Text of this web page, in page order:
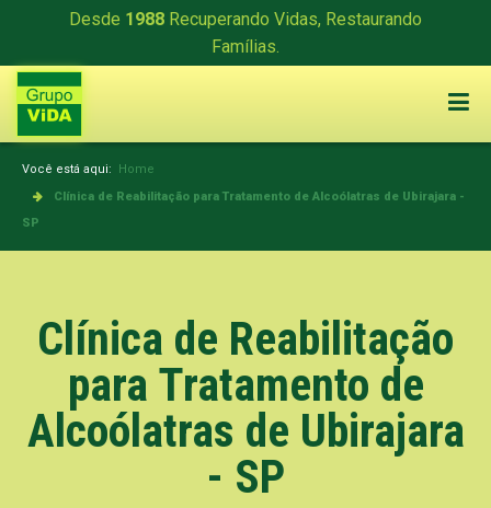
Desde 1988 Recuperando Vidas, Restaurando
Famílias.
Você está aqui: Home
Clínica de Reabilitação para Tratamento de Alcoólatras de Ubirajara -
SP
Clínica de Reabilitação
para Tratamento de
Alcoólatras de Ubirajara
- SP